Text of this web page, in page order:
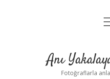
Yasal
Anı
Fotoğraflarla